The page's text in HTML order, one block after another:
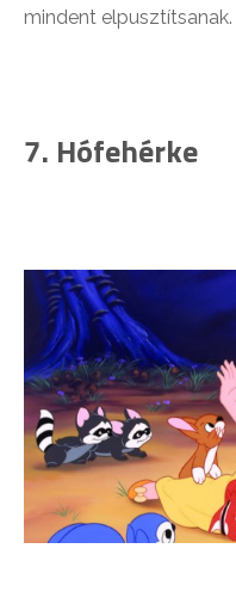
mindent elpusztítsanak.
7. Hófehérke